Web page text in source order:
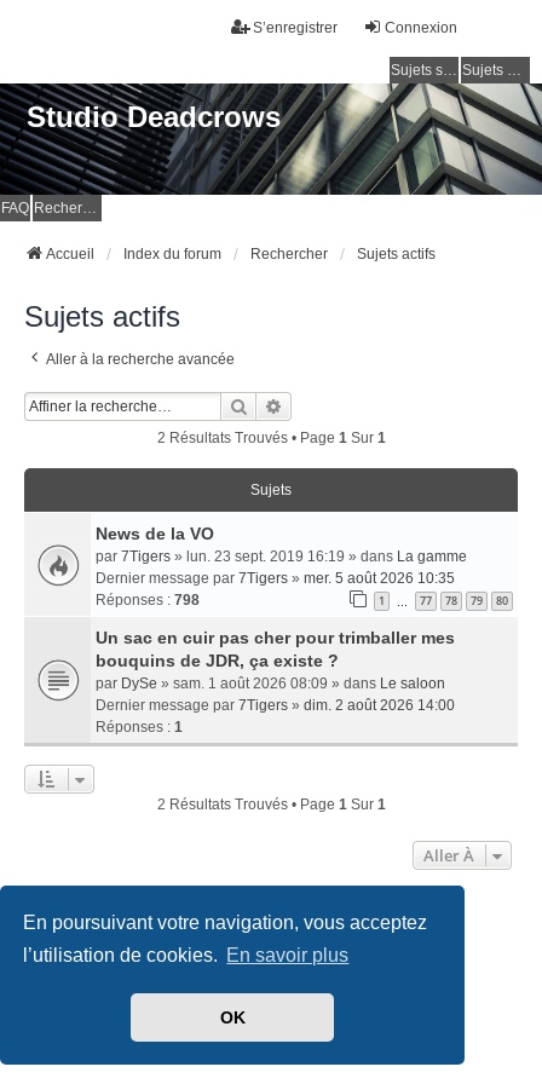
En poursuivant votre navigation, vous acceptez
l’utilisation de cookies. En savoir plus
OK
Connexion
S’enregistrer
Sujets sans réponse Sujets actifs
Studio Deadcrows
FAQ Rechercher
Accueil Index du forum Rechercher Sujets actifs
Sujets actifs
Aller à la recherche avancée
Rechercher
2 Résultats Trouvés • Page 1Sur 1
Sujets
News de la VO
par 7Tigers » lun. 23 sept. 2019 16:19 » dans La gamme
Dernier message par 7Tigers » mer. 5 août 2026 10:35
Réponses : 798 1 77 78 79 80
Un sac en cuir pas cher pour trimballer mes
bouquins de JDR, ça existe ?
par DySe » sam. 1 août 2026 08:09 » dans Le saloon
Dernier message par 7Tigers » dim. 2 août 2026 14:00
Réponses : 1
2 Résultats Trouvés • Page 1Sur 1
Aller À
Accueil Index du forum Nous contacter
phpBB-fr.com
created by INVENTEA & v12mike
Conditions